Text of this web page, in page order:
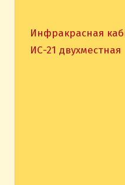
Инфракрасная
ИС-21 двухместная